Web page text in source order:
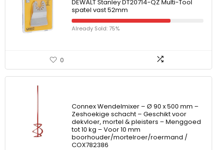
DEWALT Stanley DT20714-QZ Multi-Tool
spatel vast 52mm
Already Sold: 75%
0
Connex Wendelmixer – Ø 90 x 500 mm –
Zeshoekige schacht – Geschikt voor
dekvloer, mortel & pleisters – Menggoed
tot 10 kg – Voor 10 mm
boorhouder/mortelroer/roermand /
COX782386